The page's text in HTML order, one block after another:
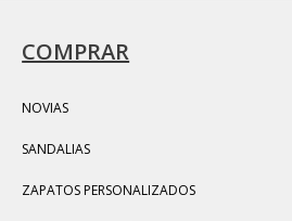
COMPRAR
NOVIAS
SANDALIAS
ZAPATOS PERSONALIZADOS